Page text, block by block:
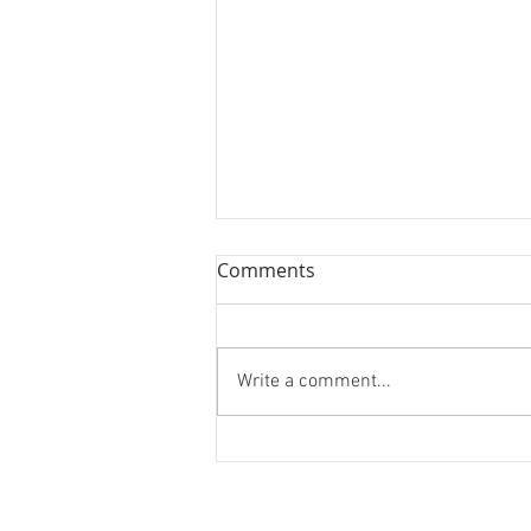
Comments
Write a comment...